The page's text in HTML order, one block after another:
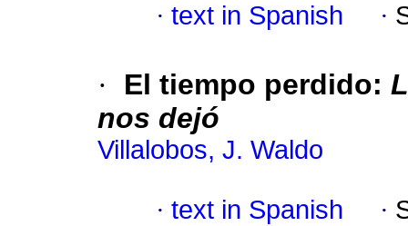
· text in Spanish ·
· El tiempo perdido:
nos dejó
Villalobos, J. Waldo
· text in Spanish ·